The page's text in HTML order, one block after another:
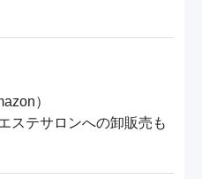
）
ステサロンへの卸販売も